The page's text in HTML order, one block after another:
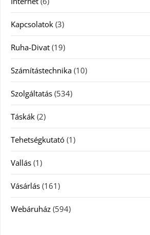
Kapcsolatok (3)
Ruha-Divat (19)
Számítástechnika (10)
Szolgáltatás (534)
Táskák (2)
Tehetségkutató (1)
Vallás (1)
Vásárlás (161)
Webáruház (594)